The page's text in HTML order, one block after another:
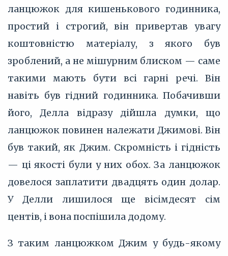
ланцюжок для кишенькового годинника,
простий і строгий, він привертав увагу
коштовністю матеріалу, з якого був
зроблений, а не мішурним блиском — саме
такими мають бути всі гарні речі. Він
навіть був гідний годинника. Побачивши
його, Делла відразу дійшла думки, що
ланцюжок повинен належати Джимові. Він
був такий, як Джим. Скромність і гідність
— ці якості були у них обох. За ланцюжок
довелося заплатити двадцять один долар.
У Делли лишилося ще вісімдесят сім
центів, і вона поспішила додому.
З таким ланцюжком Джим у будь-якому